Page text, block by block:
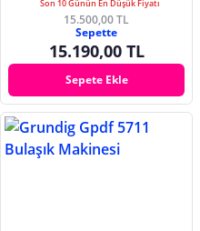
Son 10 Günün En Düşük Fiyatı
15.500,00 TL
Sepette
15.190,00 TL
Sepete Ekle